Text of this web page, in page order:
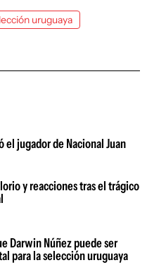
uruguaya
jugador de Nacional Juan
y reacciones tras el trágico
Darwin Núñez puede ser
para la selección uruguaya